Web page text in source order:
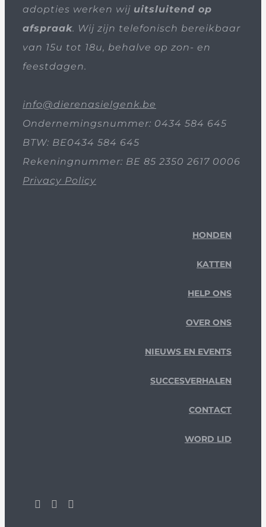
adopties werken wij uitsluitend op
afspraak. Wij zijn telefonisch bereikbaar
van 15u tot 18u, behalve op zon- en
feestdagen.
info@dierenasielgenk.be
Ondernemingsnummer: 0434 584 645
BTW: BE0434 584 645
Rekeningnummer: BE 85 2350 2617 0006
Privacy Policy
HONDEN
KATTEN
HELP ONS
OVER ONS
NIEUWS EN EVENTS
SUCCESVERHALEN
CONTACT
WORD LID